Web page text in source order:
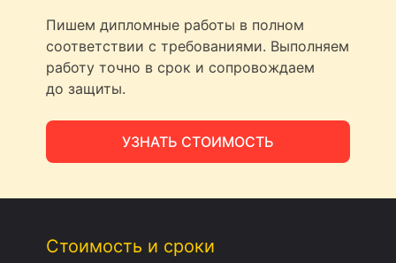
Пишем дипломные работы в полном
соответствии с требованиями. Выполняем
работу точно в срок и сопровождаем
до защиты.
УЗНАТЬ СТОИМОСТЬ
Стоимость и сроки